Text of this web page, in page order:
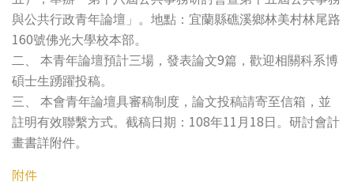
與公共行政青年論壇」。地點：宜蘭縣礁溪鄉林美村林尾路
160號佛光大學校本部。
二、
本青年論壇預計三場，發表論文9篇，歡迎相關科系博
碩士生踴躍投稿。
三、
本會青年論壇具審稿制度，論文投稿請寄至信箱，並
註明有效聯繫方式。截稿日期： 108年11 月 18 日。研討會計
畫書詳附件。
附件